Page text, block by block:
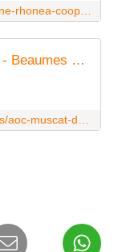
AOC Muscat de Beaumes de Venise - Beaumes de Venise